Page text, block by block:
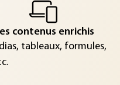
contenus enrichis
tableaux, formules,